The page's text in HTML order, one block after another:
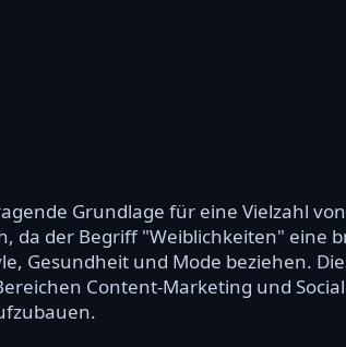
Grundlage für eine Vielzahl
da der Begriff "Weiblichkeiten" eine
Gesundheit und Mode beziehen.
Content-Marketing und